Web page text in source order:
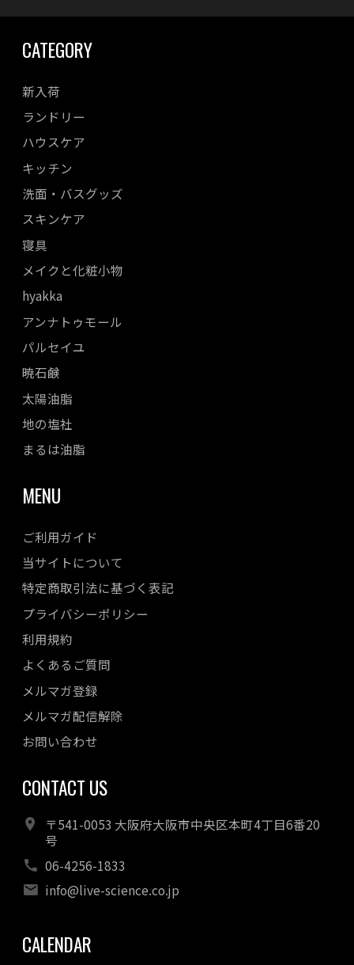
CATEGORY
新入荷
ランドリー
ハウスケア
キッチン
洗面・バスグッズ
スキンケア
寝具
メイクと化粧小物
hyakka
アンナトゥモール
パルセイユ
暁石鹸
太陽油脂
地の塩社
まるは油脂
MENU
ご利用ガイド
当サイトについて
特定商取引法に基づく表記
プライバシーポリシー
利用規約
よくあるご質問
メルマガ登録
メルマガ配信解除
お問い合わせ
CONTACT US
〒541-0053 大阪府大阪市中央区本町4丁目6番20
号
06-4256-1833
info@live-science.co.jp
CALENDAR